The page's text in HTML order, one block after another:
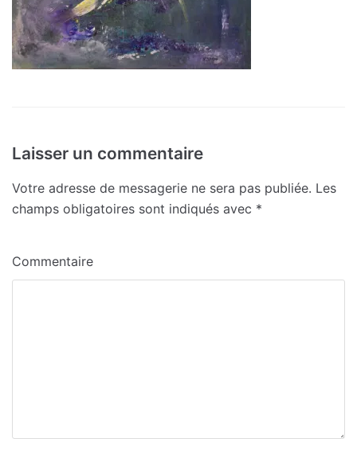
Contact
Laisser un commentaire
Votre adresse de messagerie ne sera pas publiée. Les
champs obligatoires sont indiqués avec *
Commentaire